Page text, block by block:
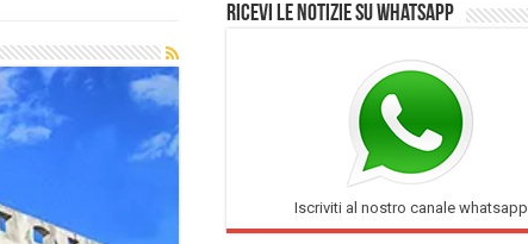
Ricevi le notizie su Whatsapp
Iscriviti al nostro canale whatsapp